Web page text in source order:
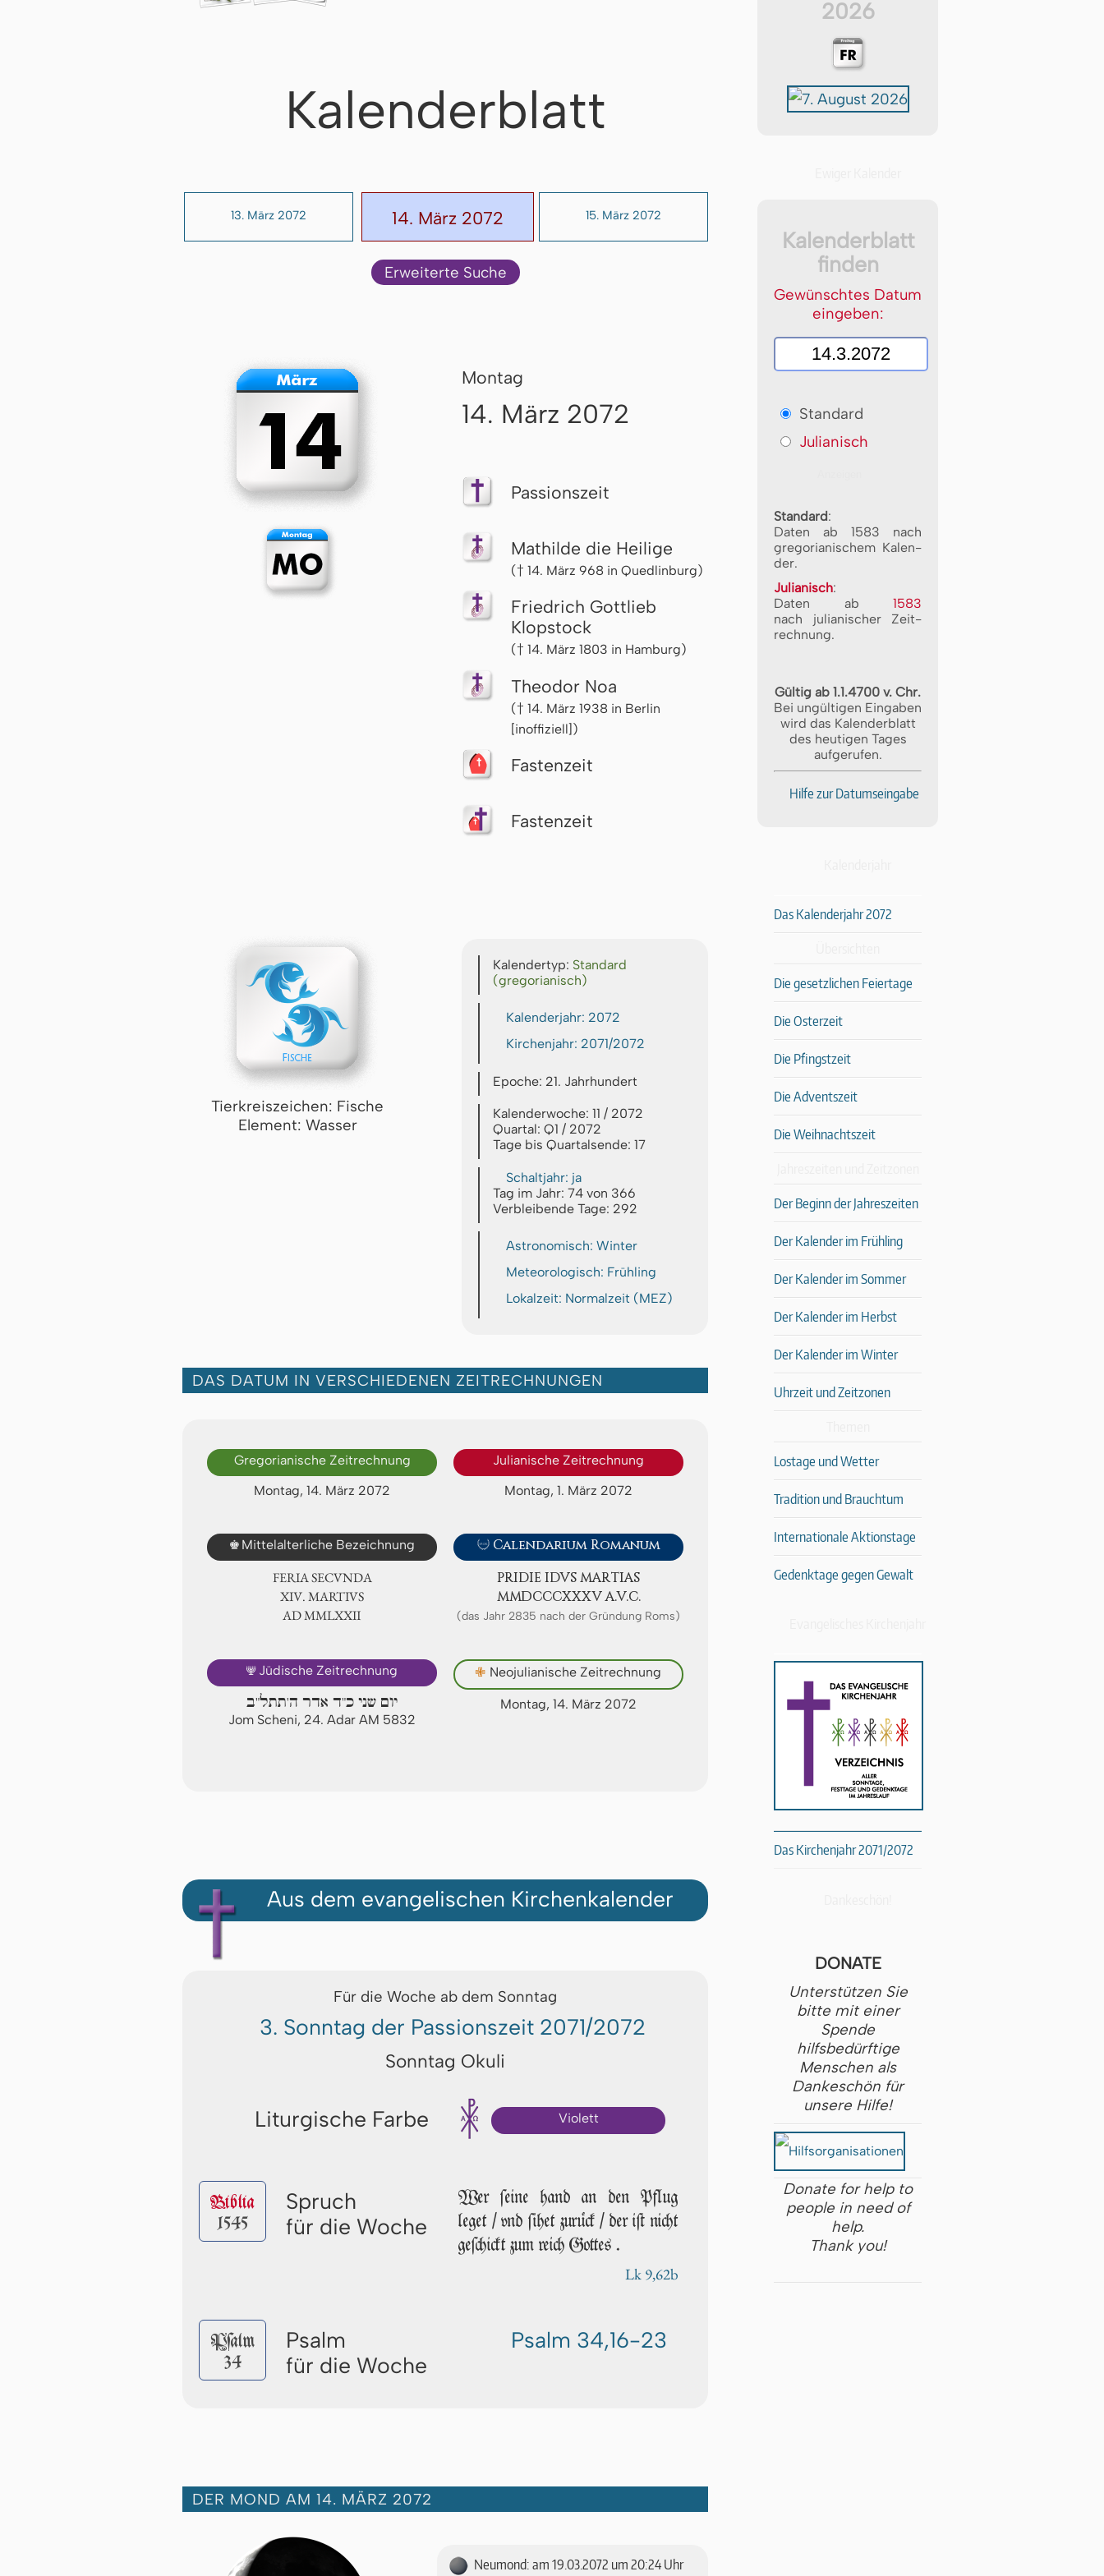
Kalenderblatt
13. März 2072 14. März 2072 15. März 2072
Erweiterte Suche
Montag
14. März 2072
Passionszeit
Mathilde die Heilige
(† 14. März 968 in Quedlinburg)
Friedrich Gottlieb
Klopstock
(† 14. März 1803 in Hamburg)
Theodor Noa
(† 14. März 1938 in Berlin
[inoffiziell])
Fastenzeit
Fastenzeit
Tierkreiszeichen: Fische
Element: Wasser
Kalendertyp: Standard
(gregorianisch)
Kalenderjahr: 2072
Kirchenjahr: 2071/2072
Epoche: 21. Jahrhundert
Kalenderwoche: 11 / 2072
Quartal: Q1 / 2072
Tage bis Quartalsende: 17
Schaltjahr: ja
Tag im Jahr: 74 von 366
Verbleibende Tage: 292
Astronomisch: Winter
Meteorologisch: Frühling
Lokalzeit: Normalzeit (MEZ)
DAS DATUM IN VERSCHIEDENEN ZEITRECHNUNGEN
Gregorianische Zeitrechnung
Montag, 14. März 2072
Julianische Zeitrechnung
Montag, 1. März 2072
♚ Mittelalterliche Bezeichnung
FERIA SECUNDA
ⅩⅣ. MARTIVS
AD ⅯⅯⅬⅩⅫ
 Calendarium Romanum
PRIDIE IDVS MAR­TI­AS
ⅯⅯⅮⅭⅭⅭⅩⅩⅩⅤ A.V.C.
(das Jahr 2835 nach der Gründung Roms)
🕎 Jüdische Zeitrechnung
יום שני כ"ד אדר ה'תתל"ב
Jom Scheni, 24. Adar AM 5832
✙ Neojulianische Zeitrechnung
Montag, 14. März 2072
Aus dem evangelischen Kirchenkalender
Für die Woche ab dem Sonntag
3. Sonntag der Passionszeit 2071/2072
Sonntag Okuli
Liturgische Farbe Violett
Biblia
1545
Spruch
für die Woche
Wer ſei­ne hand an den Pflug
leget / vnd ſi­het zurück / der iſt nicht
geſchickt zum reich Got­tes .
Lk 9,62b
Pſalm
34
Psalm
für die Woche
Psalm 34,16-23
DER MOND AM 14. MÄRZ 2072
Neumond: am 19.03.2072 um 20:24 Uhr
2026
Kalenderblatt
finden
Gewünschtes Datum
eingeben:
Standard
Julianisch
Standard:
Daten ab 1583 nach
gre­go­ri­a­ni­schem Ka­len­
der.
Julianisch:
Daten ab 1583
nach ju­li­a­ni­scher Zeit­
rech­nung.
Gültig ab 1.1.4700 v. Chr.
Bei ungültigen Eingaben
wird das Kalenderblatt
des heutigen Tages
aufgerufen.
Hilfe zur Datumseingabe
Das Kalenderjahr 2072
Die gesetzlichen Feiertage
Die Osterzeit
Die Pfingstzeit
Die Adventszeit
Die Weihnachtszeit
Der Beginn der Jahreszeiten
Der Kalender im Frühling
Der Kalender im Sommer
Der Kalender im Herbst
Der Kalender im Winter
Uhrzeit und Zeitzonen
Lostage und Wetter
Tradition und Brauchtum
Internationale Aktionstage
Gedenktage gegen Gewalt
Das Kirchenjahr 2071/2072
DONATE
Unterstützen Sie
bitte mit einer
Spende
hilfsbedürftige
Menschen als
Dankeschön für
unsere Hilfe!
Donate for help to
people in need of
help.
Thank you!